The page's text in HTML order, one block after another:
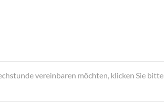
vereinbaren möchten, klicken Sie bitte